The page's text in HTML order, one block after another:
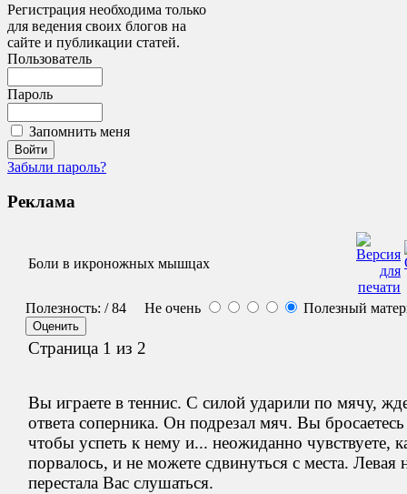
Регистрация необходима только
для ведения своих блогов на
сайте и публикации статей.
Пользователь
Пароль
Запомнить меня
Забыли пароль?
Реклама
Боли в икроножных мышцах
Полезность: / 84 Не очень Полезный
Страница 1 из 2
Вы играете в теннис. С силой ударили по мячу,
ответа соперника. Он подрезал мяч. Вы
чтобы успеть к нему и... неожиданно чувствуете,
порвалось, и не можете сдвинуться с места. Левая
перестала Вас слушаться.